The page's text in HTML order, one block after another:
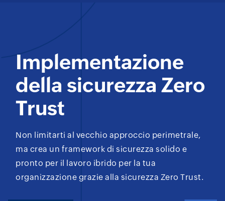
Implementazione
della sicurezza Zero
Trust
Non limitarti al vecchio approccio perimetrale,
ma crea un framework di sicurezza solido e
pronto per il lavoro ibrido per la tua
organizzazione grazie alla sicurezza Zero Trust.